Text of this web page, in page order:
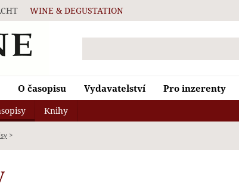
O časopisu Vydavatelství Pro inzerenty
Knihy
>
WINE & DEGUSTATION